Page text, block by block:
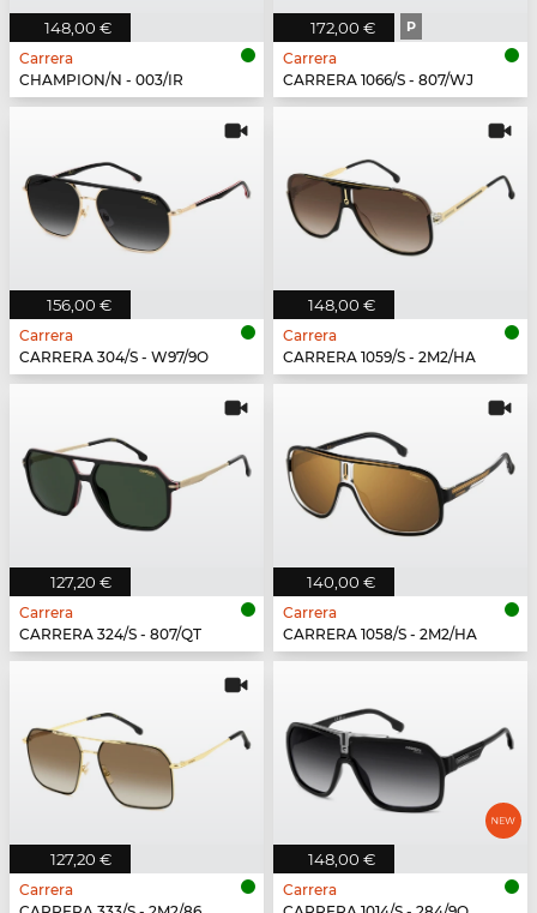
148,00 €
Carrera
CHAMPION/N - 003/IR
172,00 € P
Carrera
CARRERA 1066/S - 807/WJ
156,00 €
Carrera
CARRERA 304/S - W97/9O
148,00 €
Carrera
CARRERA 1059/S - 2M2/HA
127,20 €
Carrera
CARRERA 324/S - 807/QT
140,00 €
Carrera
CARRERA 1058/S - 2M2/HA
127,20 €
Carrera
148,00 €
Carrera